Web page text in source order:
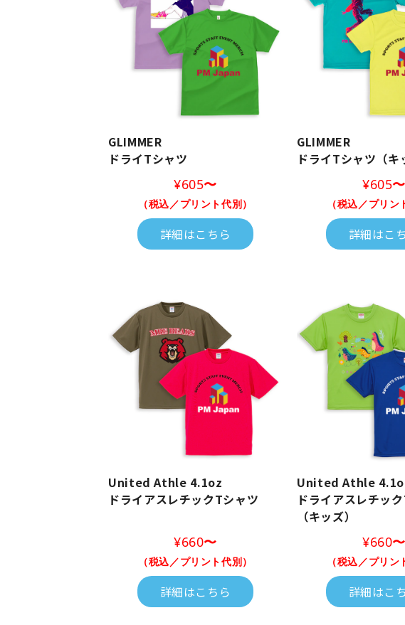
GLIMMER
ドライTシャツ
¥605〜
（税込／プリント代別）
詳細はこちら
GLIMMER
ドライTシャツ（キ
¥605〜
（税込／プリン
詳細はこ
United Athle 4.1oz
ドライアスレチックTシャツ
¥660〜
（税込／プリント代別）
詳細はこちら
United Athle
ドライアスレチッ
（キッズ）
¥660〜
（税込／プリン
詳細はこ